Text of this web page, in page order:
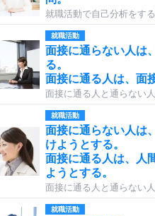
就職活動で自己分析をす
就職活動
面接に通らない人は
る。
面接に通る人は、面
面接に通る人と通らない
就職活動
面接に通らない人は
けようとする。
面接に通る人は、人
ようとする。
面接に通る人と通らない
就職活動